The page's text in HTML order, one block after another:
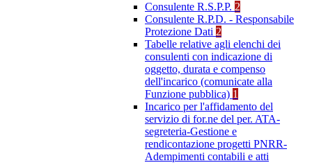
Consulente R.S.P.P. 2
Consulente R.P.D. - Responsabile
Protezione Dati 2
Tabelle relative agli elenchi dei
consulenti con indicazione di
oggetto, durata e compenso
dell'incarico (comunicate alla
Funzione pubblica) 1
Incarico per l'affidamento del
servizio di for.ne del per. ATA-
segreteria-Gestione e
rendicontazione progetti PNRR-
Adempimenti contabili e atti